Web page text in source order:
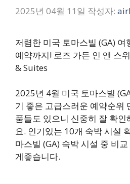
2025년 04월 11일 작성자:
저렴한 미국 토마스빌 (GA)
예약까지! 로즈 가든 인 앤 스
& Suites
2025년 4월 미국 토마스빌
기 좋은 고급스러운 예약순위
품들도 있으니 신중히 잘 확
요. 인기있는 10개 숙박 시설
마스빌 (GA) 숙박 시설 중 비
게좋습니다.